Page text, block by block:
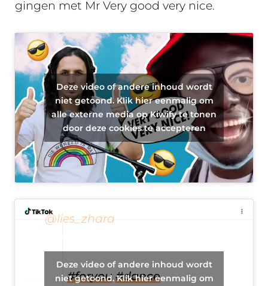
gingen met Mr Very good very nice.
Deze video of andere inhoud wordt
niet getoond. Klik hier eenmalig om
alle externe media op Kiwify te tonen
door deze cookies te accepteren
@lies_zhara
fun#foryou #dance
Deze video of andere inhoud wordt
niet getoond. Klik hier eenmalig om